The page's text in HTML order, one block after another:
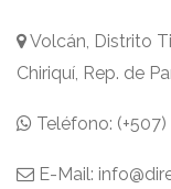
Volcán, Distrito
Chiriquí, Rep. de
Teléfono:
E-Mail: